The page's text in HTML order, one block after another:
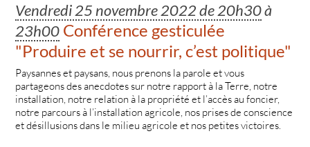
Vendredi 25 novembre 2022 de 20h30à
23h00 Conférence gesticulée
"Produire et se nourrir, c’est politique"
Paysannes et paysans, nous prenons la parole et vous
partageons des anecdotes sur notre rapport à la Terre, notre
installation, notre relation à la propriété et l’accès au foncier,
notre parcours à l’installation agricole, nos prises de conscience
et désillusions dans le milieu agricole et nos petites victoires.